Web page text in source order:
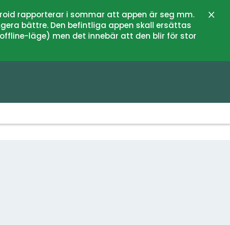
rapporterar i sommar att appen är seg mm.
bättre. Den befintliga appen skall ersättas
läge) men det innebär att den blir för stor